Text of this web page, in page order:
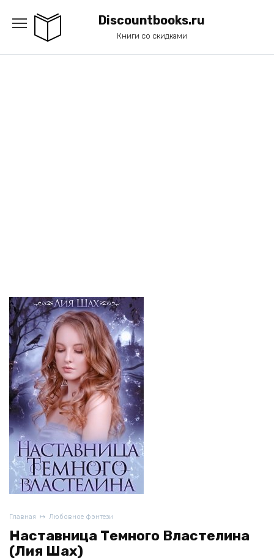
содержанию
Discountbooks.ru
Книги со скидками
Главная Любовное фэнтези
Наставница Темного Властелина
(Лия Шах)